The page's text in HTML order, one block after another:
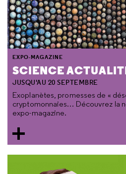
SCIENCE
EXPO-MAGAZINE
JUSQU'AU 20 SEPTEMBRE
Exoplanètes, promesses de «
cryptomonnaies… Découvrez la
expo-magazine.